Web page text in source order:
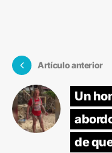
Artículo anterior
Un
de